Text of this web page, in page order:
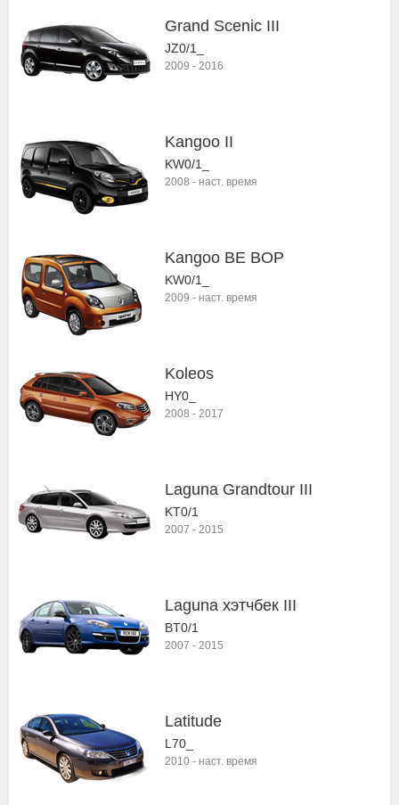
Grand Scenic III
JZ0/1_
2009 - 2016
Kangoo II
KW0/1_
2008 - наст. время
Kangoo BE BOP
KW0/1_
2009 - наст. время
Koleos
HY0_
2008 - 2017
Laguna Grandtour III
KT0/1
2007 - 2015
Laguna хэтчбек III
BT0/1
2007 - 2015
Latitude
L70_
2010 - наст. время